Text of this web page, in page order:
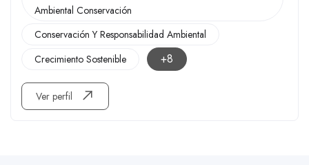
Ambiental Conservación
Conservación Y Responsabilidad Ambiental
Crecimiento Sostenible
+8
Ver perfil